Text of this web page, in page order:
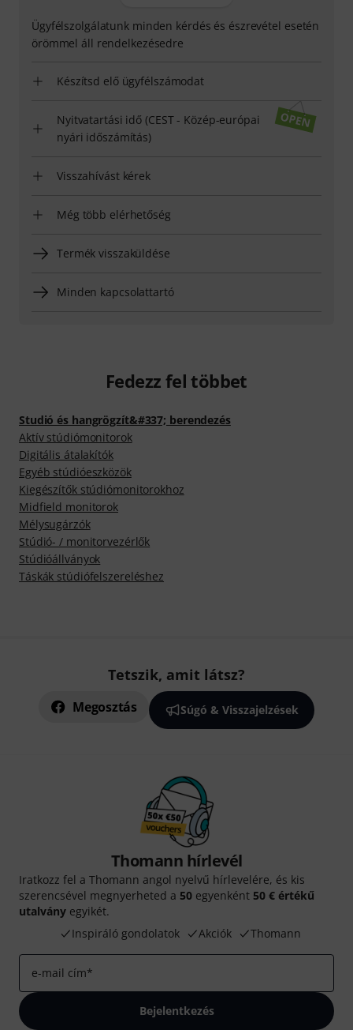
Ügyfélszolgálatunk minden kérdés és észrevétel esetén
örömmel áll rendelkezésedre
Készítsd elő ügyfélszámodat
Nyitvatartási idő (CEST - Közép-európai
nyári időszámítás)
Visszahívást kérek
Még több elérhetőség
Termék visszaküldése
Minden kapcsolattartó
Fedezz fel többet
Studió és hangrögzít&#337; berendezés
Aktív stúdiómonitorok
Digitális átalakítók
Egyéb stúdióeszközök
Kiegészítők stúdiómonitorokhoz
Midfield monitorok
Mélysugárzók
Stúdió- / monitorvezérlők
Stúdióállványok
Táskák stúdiófelszereléshez
Tetszik, amit látsz?
Megosztás Súgó & Visszajelzések
Thomann hírlevél
Iratkozz fel a Thomann angol nyelvű hírlevelére, és kis
szerencsével megnyerheted a 50 egyenként 50 € értékű
utalvány egyikét.
Inspiráló gondolatok
Akciók Thomann
e-mail cím*
Bejelentkezés